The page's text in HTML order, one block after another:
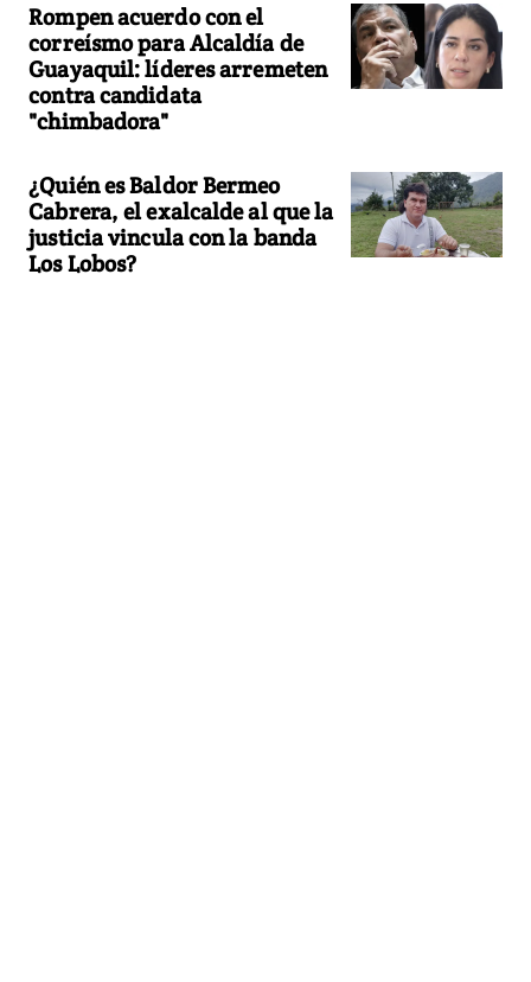
Rompen acuerdo con el
correísmo para Alcaldía de
Guayaquil: líderes arremeten
contra candidata
"chimbadora"
¿Quién es Baldor Bermeo
Cabrera, el exalcalde al que la
justicia vincula con la banda
Los Lobos?